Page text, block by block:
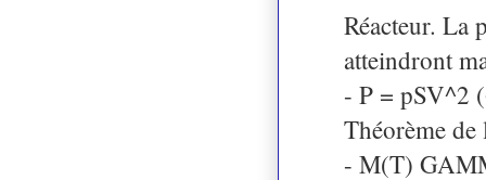
Réacteur. La
atteindront
- P = pSV^2
Théorème
- M(T)